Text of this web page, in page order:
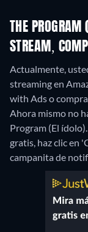
THE
STREAM,
Actualmente,
streaming en
with Ads o
Ahora mismo no
Program (El
gratis, haz clic en
campanita de